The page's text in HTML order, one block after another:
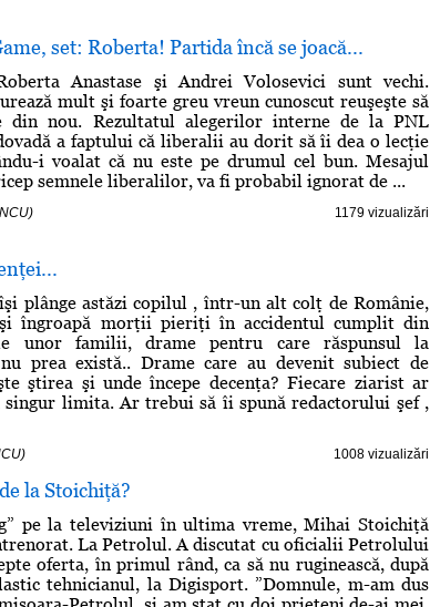
set: Roberta! Partida încă se joacă...
Anastase şi Andrei Volosevici sunt vechi.
mult şi foarte greu vreun cunoscut reuşeşte să
din nou. Rezultatul alegerilor interne de la PNL
a faptului că liberalii au dorit să îi dea o lecţie
i voalat că nu este pe drumul cel bun. Mesajul
semnele liberalilor, va fi probabil ignorat de ...
1179 vizualizări
plânge astăzi copilul , într-un alt colţ de Românie,
îngroapă morţii pieriţi în accidentul cumplit din
unor familii, drame pentru care răspunsul la
prea există.. Drame care au devenit subiect de
ştirea şi unde începe decenţa? Fiecare ziarist ar
limita. Ar trebui să îi spună redactorului şef ,
1008 vizualizări
la Stoichiţă?
pe la televiziuni în ultima vreme, Mihai Stoichiţă
La Petrolul. A discutat cu oficialii Petrolului
oferta, în primul rând, ca să nu ruginească, după
tehnicianul, la Digisport. ”Domnule, m-am dus